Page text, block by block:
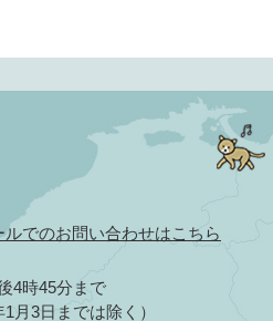
ルでのお問い合わせはこちら
4時45分まで
月3日までは除く）